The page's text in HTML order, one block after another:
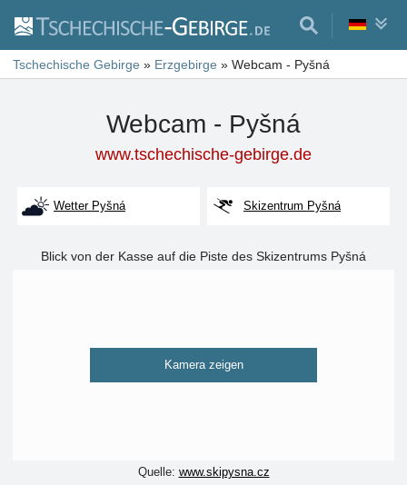
Tschechische Gebirge » Erzgebirge » Webcam - Pyšná
Webcam - Pyšná
www.tschechische-gebirge.de
Wetter Pyšná Skizentrum Pyšná
Blick von der Kasse auf die Piste des Skizentrums Pyšná
Kamera zeigen
Quelle: www.skipysna.cz